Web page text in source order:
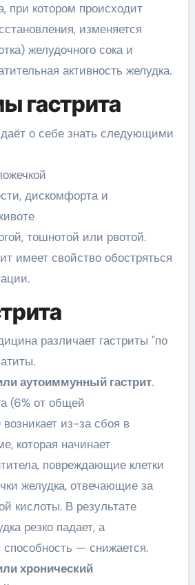
при котором происходит
изменяется
желудочного сока и
активность желудка.
гастрита
о себе знать следующими
дискомфорта и
тошнотой или рвотой.
имеет свойство обостряться
различает гастриты "по
аутоиммунный гастрит.
(6% от общей
из-за сбоя в
которая начинает
повреждающие клетки
желудка, отвечающие за
кислоты. В результате
резко падает, а
— снижается.
хронический